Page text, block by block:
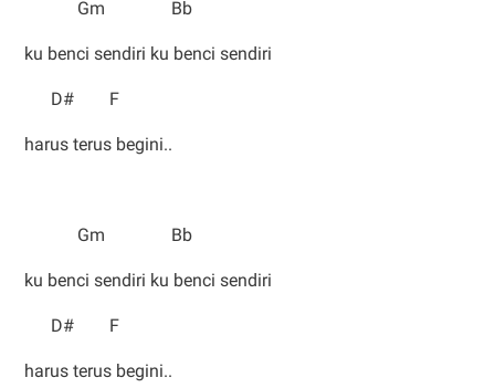
Gm Bb
ku benci sendiri ku benci sendiri
D# F
harus terus begini..
Gm Bb
ku benci sendiri ku benci sendiri
D# F
harus terus begini..